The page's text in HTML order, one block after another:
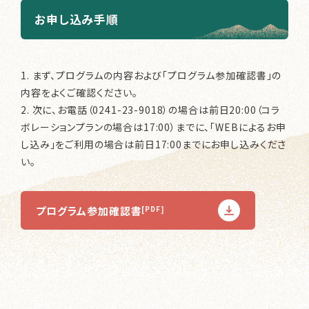
お申し込み手順
1. まず、プログラムの内容および「プログラム参加確認書」の
内容をよくご確認ください。
2. 次に、お電話（0241-23-9018）の場合は前日20:00（コラ
ボレーションプランの場合は17:00）までに、「WEBによるお申
し込み」をご利用の場合は前日17:00までにお申し込みくださ
い。
プログラム参加確認書[PDF]